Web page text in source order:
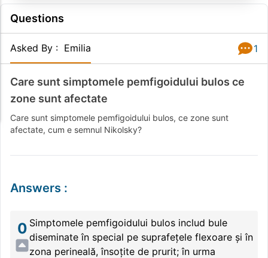
Questions
Asked By : Emilia 1
Care sunt simptomele pemfigoidului bulos ce
zone sunt afectate
Care sunt simptomele pemfigoidului bulos, ce zone sunt
afectate, cum e semnul Nikolsky?
Answers :
0 Simptomele pemfigoidului bulos includ bule
diseminate în special pe suprafețele flexoare și în
zona perineală, însoțite de prurit; în urma